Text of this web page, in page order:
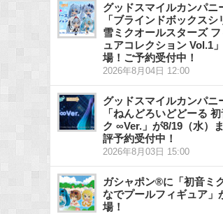
グッドスマイルカンパニ
「ブラインドボックスシ
雪ミクオールスターズ
ュアコレクション Vol.1
場！ご予約受付中！
2026年8月04日 12:00
グッドスマイルカンパニ
「ねんどろいどどーる 初
ク ∞Ver.」が8/19（水）
評予約受付中！
2026年8月03日 15:00
ガシャポン®に「初音ミ
なでプールフィギュア」
場！